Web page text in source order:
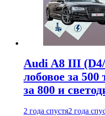
Audi A8 III
лобовое за
за 800 и
2 года спустя2 года